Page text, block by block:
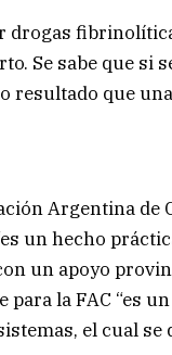
drogas
Se sabe que si
que
Argentina de
un hecho
un apoyo
para la FAC “es
el cual